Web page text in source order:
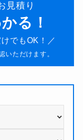
見積り
る！
でもOK！／
いただけます。